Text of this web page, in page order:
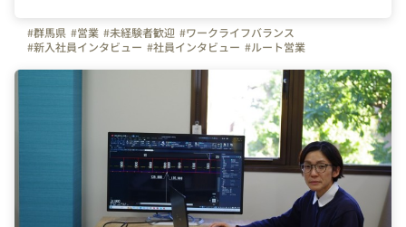
#群馬県 #営業 #未経験者歓迎 #ワークライフバランス
#新入社員インタビュー #社員インタビュー #ルート営業